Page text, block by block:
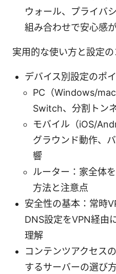
ウォール、プライバ
組み合わせで安心感が
実用的な使い方と設定の
デバイス別設定のポ
PC（Windows/
Switch、分割トン
モバイル（iOS/
グラウンド動作、
響
ルーター：家全体
方法と注意点
安全性の基本：常時
DNS設定をVPN経由
理解
コンテンツアクセス
するサーバーの選び